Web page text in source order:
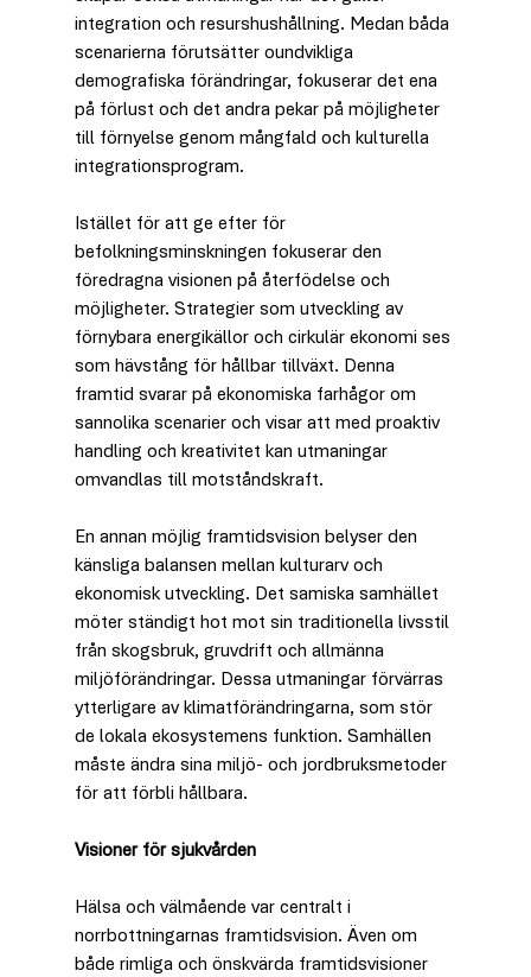
integration och resurshushållning. Medan båda
scenarierna förutsätter oundvikliga
demografiska förändringar, fokuserar det ena
på förlust och det andra pekar på möjligheter
till förnyelse genom mångfald och kulturella
integrationsprogram.
Istället för att ge efter för
befolkningsminskningen fokuserar den
föredragna visionen på återfödelse och
möjligheter. Strategier som utveckling av
förnybara energikällor och cirkulär ekonomi ses
som hävstång för hållbar tillväxt. Denna
framtid svarar på ekonomiska farhågor om
sannolika scenarier och visar att med proaktiv
handling och kreativitet kan utmaningar
omvandlas till motståndskraft.
En annan möjlig framtidsvision belyser den
känsliga balansen mellan kulturarv och
ekonomisk utveckling. Det samiska samhället
möter ständigt hot mot sin traditionella livsstil
från skogsbruk, gruvdrift och allmänna
miljöförändringar. Dessa utmaningar förvärras
ytterligare av klimatförändringarna, som stör
de lokala ekosystemens funktion. Samhällen
måste ändra sina miljö- och jordbruksmetoder
för att förbli hållbara.
Visioner för sjukvården
Hälsa och välmående var centralt i
norrbottningarnas framtidsvision. Även om
både rimliga och önskvärda framtidsvisioner